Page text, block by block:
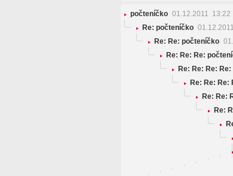
počteníčko 01.12.2011 13:22
Re: počteníčko
Re: Re: počteníčko
Re: Re: Re:
Re: Re: Re:
Re: Re: Re:
Re: Re:
Re: